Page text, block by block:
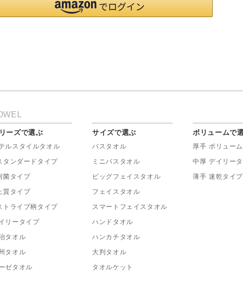
ーズで選ぶ
ルスタイルタオル
タンダードタイプ
菌タイプ
質タイプ
トライプ柄タイプ
リータイプ
タオル
タオル
ゼタオル
サイズで選ぶ
バスタオル
ミニバスタオル
ビッグフェイスタオル
フェイスタオル
スマートフェイスタオル
ハンドタオル
ハンカチタオル
大判タオル
タオルケット
ボリュームで
厚手 ボリュー
中厚 デイリー
薄手 速乾タイプ